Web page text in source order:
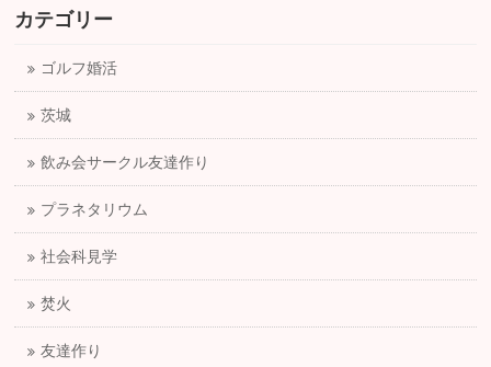
カテゴリー
ゴルフ婚活
茨城
飲み会サークル友達作り
プラネタリウム
社会科見学
焚火
友達作り